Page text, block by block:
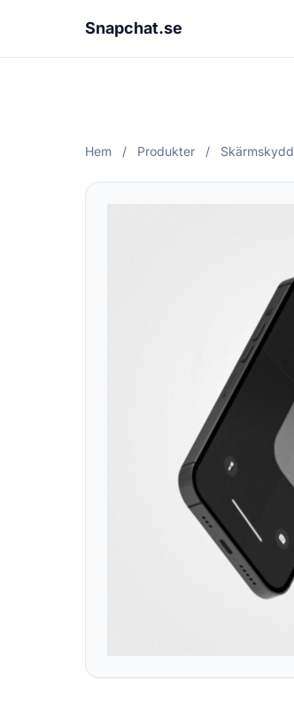
Snapchat.se
Hem / Produkter / Skärmskydd